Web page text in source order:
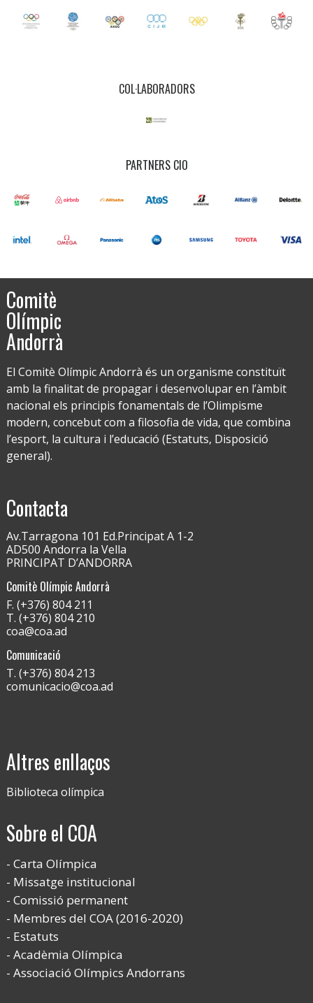
COL·LABORADORS
PARTNERS CIO
Comitè
Olímpic
Andorrà
El Comitè Olímpic Andorrà és un organisme constituït
amb la finalitat de propagar i desenvolupar en l’àmbit
nacional els principis fonamentals de l’Olimpisme
modern, concebut com a filosofia de vida, que combina
l’esport, la cultura i l’educació (Estatuts, Disposició
general).
Contacta
Av.Tarragona 101 Ed.Principat A 1-2
AD500 Andorra la Vella
PRINCIPAT D’ANDORRA
Comitè Olímpic Andorrà
F. (+376) 804 211
T. (+376) 804 210
coa@coa.ad
Comunicació
T. (+376) 804 213
comunicacio@coa.ad
Altres enllaços
Biblioteca olímpica
Sobre el COA
Carta Olímpica
Missatge institucional
Comissió permanent
Membres del COA (2016-2020)
Estatuts
Acadèmia Olímpica
Associació Olímpics Andorrans